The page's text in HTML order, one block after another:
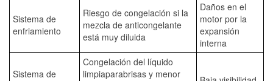
Sistema de
enfriamiento
Riesgo de congelación si la
mezcla de anticongelante
está muy diluida
Daños en el
motor por la
expansión
interna
Sistema de
Congelación del líquido
limpiaparabrisas y menor